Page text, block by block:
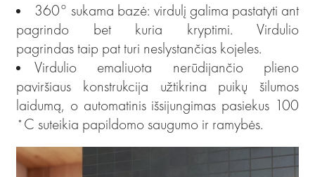
360° sukama bazė: virdulį galima pastatyti ant
pagrindo bet kuria kryptimi. Virdulio
pagrindas taip pat turi neslystančias kojeles.
Virdulio emaliuota nerūdijančio plieno
paviršiaus konstrukcija užtikrina puikų šilumos
laidumą, o automatinis išsijungimas pasiekus 100
˚C suteikia papildomo saugumo ir ramybės.